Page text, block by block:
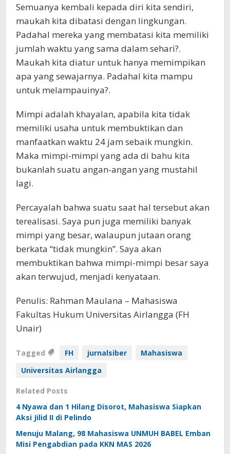
Semuanya kembali kepada diri kita sendiri,
maukah kita dibatasi dengan lingkungan.
Padahal mereka yang membatasi kita memiliki
jumlah waktu yang sama dalam sehari?.
Maukah kita diatur untuk hanya memimpikan
apa yang sewajarnya. Padahal kita mampu
untuk melampauinya?.
Mimpi adalah khayalan, apabila kita tidak
memiliki usaha untuk membuktikan dan
manfaatkan waktu 24 jam sebaik mungkin.
Maka mimpi-mimpi yang ada di bahu kita
bukanlah suatu angan-angan yang mustahil
lagi.
Percayalah bahwa suatu saat hal tersebut akan
terealisasi. Saya pun juga memiliki banyak
mimpi yang besar, walaupun jutaan orang
berkata “tidak mungkin”. Saya akan
membuktikan bahwa mimpi-mimpi besar saya
akan terwujud, menjadi kenyataan.
Penulis: Rahman Maulana – Mahasiswa
Fakultas Hukum Universitas Airlangga (FH
Unair)
Tagged FH jurnalsiber
Mahasiswa
Universitas Airlangga
Related Posts
4 Nyawa dan 1 Hilang Disorot, Mahasiswa Siapkan
Aksi Jilid II di Pelindo
Menuju Malang, 98 Mahasiswa UNMUH BABEL Emban
Misi Pengabdian pada KKN MAS 2026